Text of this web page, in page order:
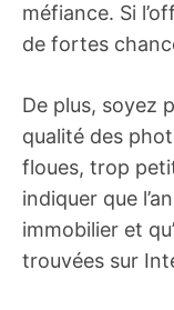
méfiance. Si
de fortes
De plus, soyez
qualité des
floues, trop
indiquer que
immobilier et
trouvées sur